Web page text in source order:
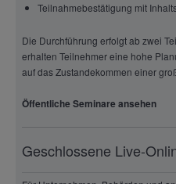
Teilnahmebestätigung mit
Die Durchführung erfolgt ab zwei
erhalten Teilnehmer eine hohe
auf das Zustandekommen einer
Öffentliche Seminare ansehen
Geschlossene Live-